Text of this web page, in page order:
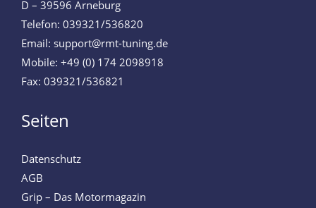
D – 39596 Arneburg
Telefon: 039321/536820
Email: support@rmt-tuning.de
Mobile: +49 (0) 174 2098918
Fax: 039321/536821
Seiten
Datenschutz
AGB
Grip – Das Motormagazin